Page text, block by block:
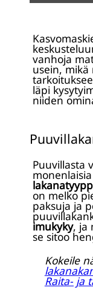
vanhoja
usein,
läpi
niiden
Puuvillasta
on melko
paksuja ja
imukyky, ja
se sitoo
Kokeile
Raita- ja